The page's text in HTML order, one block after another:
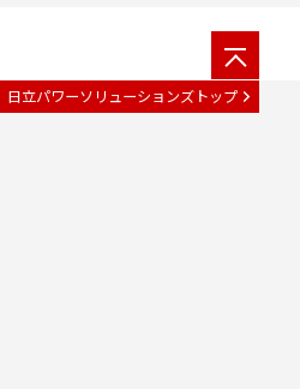
日立パワーソリューションズトップ